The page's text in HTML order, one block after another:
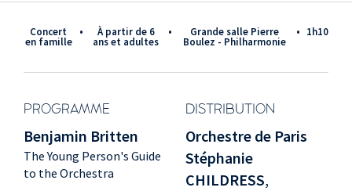
Concert
en famille
• à partir de 6
ans et adultes
• Grande salle Pierre
Boulez - Philharmonie
• 1h10
PROGRAMME DISTRIBUTION
Benjamin Britten
The Young Person's Guide
to the Orchestra
Orchestre de Paris
Stéphanie
CHILDRESS,